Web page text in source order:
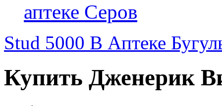
аптеке Серов
Stud 5000 В Аптеке
Купить Дженерик